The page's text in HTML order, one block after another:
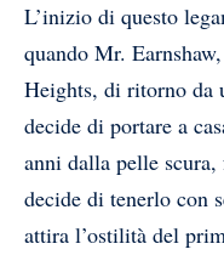
L’inizio di questo
quando Mr.
Heights, di ritorno da
decide di portare a
anni dalla pelle
decide di tenerlo con
attira l’ostilità del